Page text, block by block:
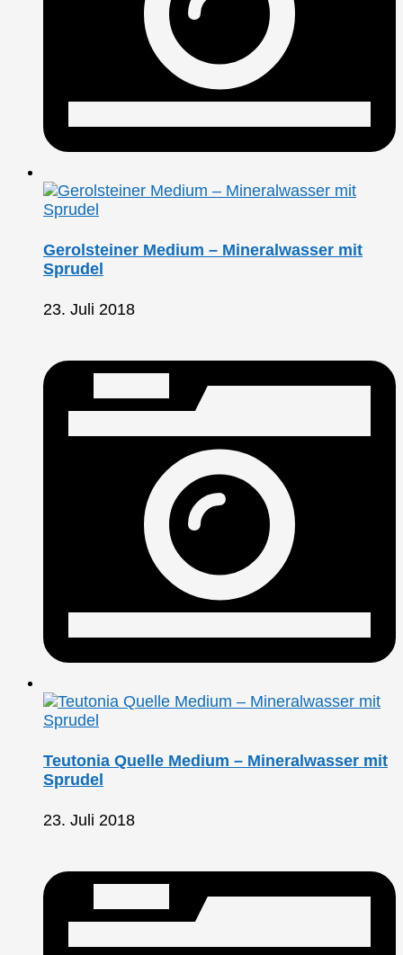
Gerolsteiner Medium – Mineralwasser mit
Sprudel
23. Juli 2018
Teutonia Quelle Medium – Mineralwasser mit
Sprudel
23. Juli 2018